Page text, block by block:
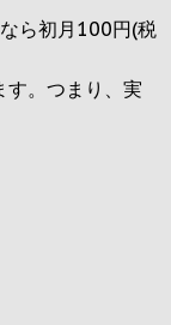
ら初月100円(税
。つまり、実